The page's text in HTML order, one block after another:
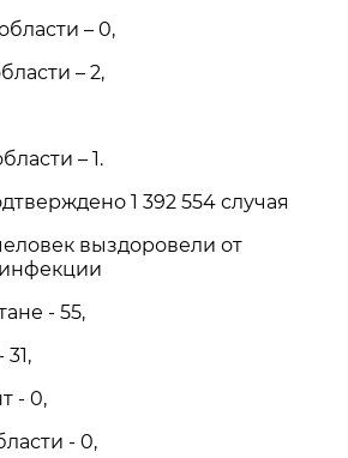
– 0,
– 2,
– 1.
1 392 554 случая
выздоровели от
- 55,
- 0,
- 0,